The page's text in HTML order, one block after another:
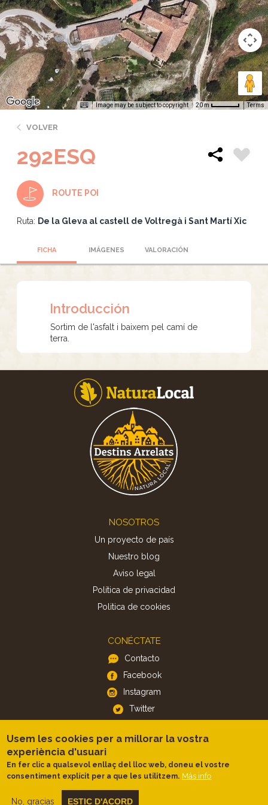
Image may be subject to copyright 20 m Terms
VOLVER
292ESQ
ROUTE POI
Ruta: De la Gleva al castell de Voltregà i Sant Martí Xic
FICHA IMÁGENES VALORACIÓN
Introducción
Sortim de l'asfalt i baixem pel camí de
terra.
NOSOTROS
Un proyecto de país
Nuestro blog
Aviso legal
Política de privacidad
Politica de cookies
CONÉCTATE
Contacto
Facebook
Instagram
Twitter
APP
iOS
Android
Usem les cookies per a millorar la vostra
experiència d'usuari
En fer clic a qualsevol enllaç del lloc web, doneu el vostre
consentiment explícit per a que les utilitzem. Más info
No, gracias ESTIC D'ACORD